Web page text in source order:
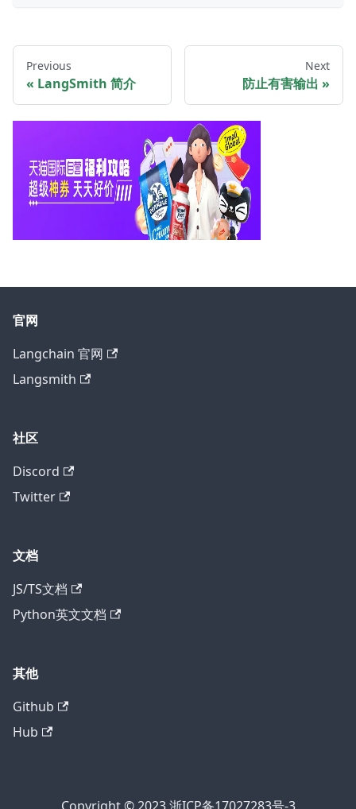
Previous
LangSmith 简介
Next
防止有害输出
官网
Langchain 官网
Langsmith
社区
Discord
Twitter
文档
JS/TS文档
Python英文文档
其他
Github
Hub